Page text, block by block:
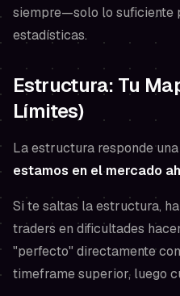
siempre—solo lo suficiente
estadísticas.
Estructura: Tu
Límites)
La estructura responde
estamos en el mercado
Si te saltas la estructura,
traders en dificultades
"perfecto" directamente
timeframe superior, luego